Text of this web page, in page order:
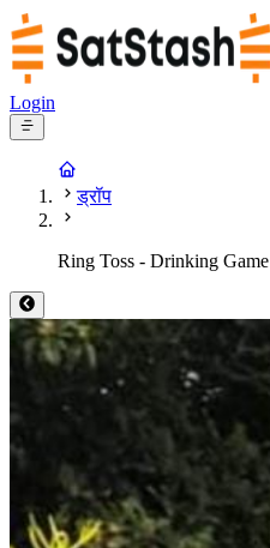
Login
ड्रॉप
Ring Toss - Drinking Game